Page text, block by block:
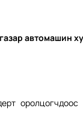
автомашин
оролцогчдоос